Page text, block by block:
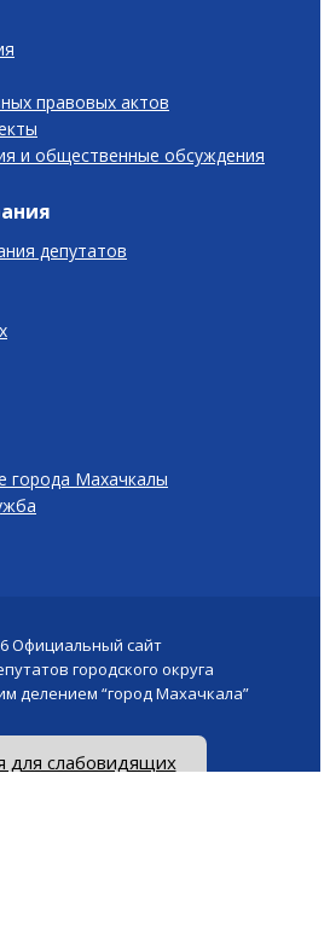
правовых актов
и общественные обсуждения
депутатов
города Махачкалы
Официальный сайт
городского округа
делением “город Махачкала”
для слабовидящих